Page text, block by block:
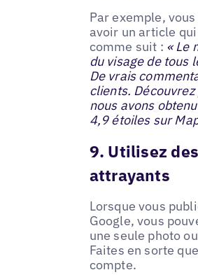
Par exemple,
avoir un article
comme suit : « Le
du visage de tous
De vrais
clients.
nous avons
4,9 étoiles sur
9. Utilisez
attrayants
Lorsque vous
Google, vous
une seule photo
Faites en sorte
compte.